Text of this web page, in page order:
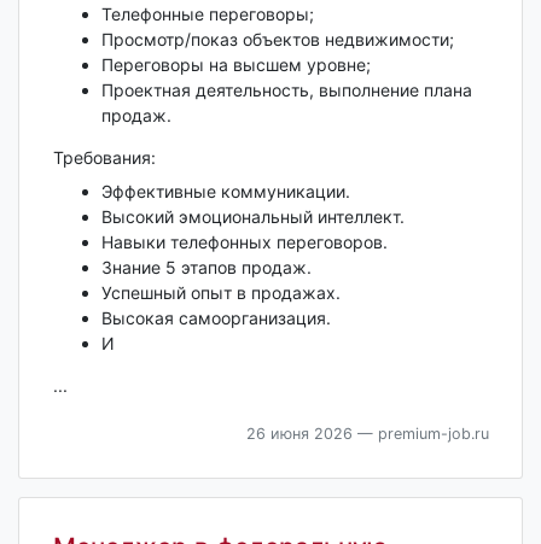
Телефонные переговоры;
Просмотр/показ объектов недвижимости;
Переговоры на высшем уровне;
Проектная деятельность, выполнение плана
продаж.
Требования:
Эффективные коммуникации.
Высокий эмоциональный интеллект.
Навыки телефонных переговоров.
Знание 5 этапов продаж.
Успешный опыт в продажах.
Высокая самоорганизация.
И
...
26 июня 2026 — premium-job.ru